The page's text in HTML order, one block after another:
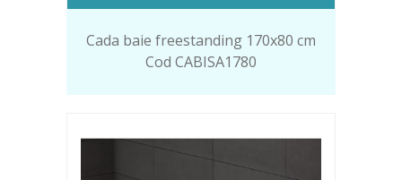
Cada baie freestanding 170x80 cm
Cod CABISA1780